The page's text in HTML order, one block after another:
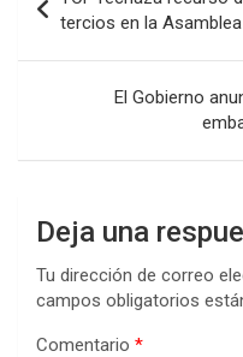
de
entradas
tercios en la Asamblea
El Gobierno
Deja una
Tu dirección de correo
campos obligatorios
Comentario *